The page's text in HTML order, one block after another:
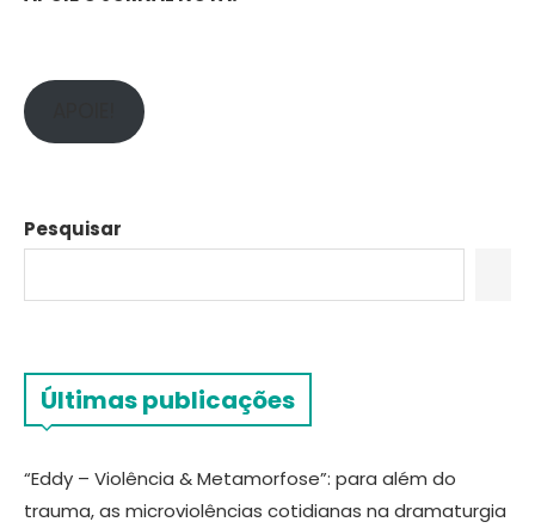
Pesquisar
Últimas publicações
“Eddy – Violência & Metamorfose”: para além do
trauma, as microviolências cotidianas na dramaturgia